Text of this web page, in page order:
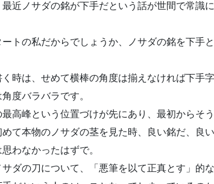
近ノサダの銘が下手だという話が世間で常識
トの私だからでしょうか、ノサダの銘を下手
時は、せめて横棒の角度は揃えなければ下手
度バラバラです。
高峰という位置づけが先にあり、最初からそ
て本物のノサダの茎を見た時、良い銘だ、良
わなかったはずで。
ダの刀について、「悪筆を以て正真とす」的